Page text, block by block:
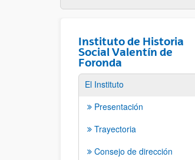
Instituto de Historia
Social Valentín de
Foronda
El Instituto
Presentación
Trayectoria
Consejo de dirección